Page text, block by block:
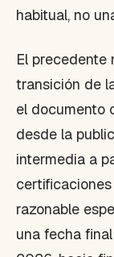
habitual, no
El precedente
transición de
el documento
desde la
intermedia a
razonable
una fecha